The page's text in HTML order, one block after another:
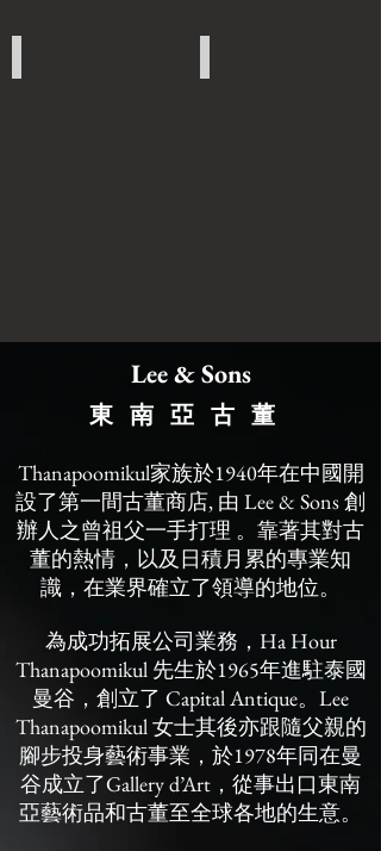
Lee & Sons
東南亞古董
Thanapoomikul家族於1940年在中國開
設了第一間古董商店, 由 Lee & Sons 創
辦人之曾祖父一手打理 。靠著其對古
董的熱情，以及日積月累的專業知
識，在業界確立了領導的地位。
為成功拓展公司業務，Ha Hour
Thanapoomikul 先生於1965年進駐泰國
曼谷，創立了 Capital Antique。Lee
Thanapoomikul 女士其後亦跟隨父親的
腳步投身藝術事業，於1978年同在曼
谷成立了Gallery d’Art，從事出口東南
亞藝術品和古董至全球各地的生意。